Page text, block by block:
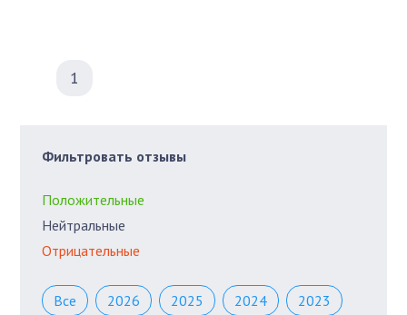
1
Фильтровать отзывы
Положительные
Нейтральные
Отрицательные
Все 2026 2025 2024 2023